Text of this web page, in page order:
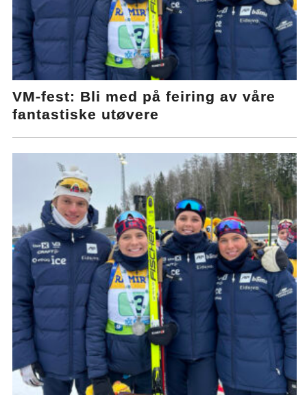
VM-fest: Bli med på feiring av våre
fantastiske utøvere